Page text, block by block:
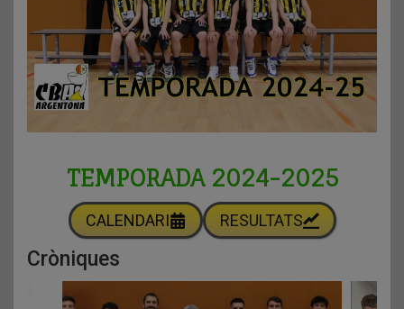
TEMPORADA 2024-2025
CALENDARI RESULTATS
Cròniques